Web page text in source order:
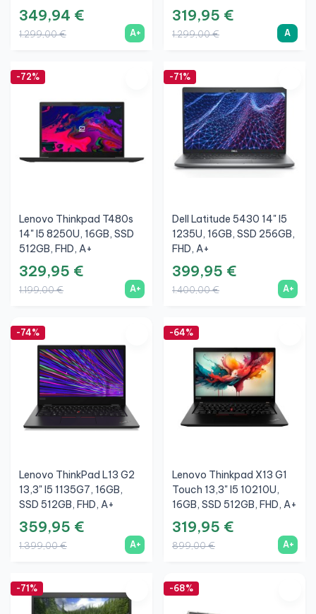
349,94 €
1.299,00 € A+
319,95 €
1.299,00 € A
-72%
Lenovo Thinkpad T480s
14" I5 8250U, 16GB, SSD
512GB, FHD, A+
329,95 €
1.199,00 € A+
-71%
Dell Latitude 5430 14" I5
1235U, 16GB, SSD 256GB,
FHD, A+
399,95 €
1.400,00 € A+
-74%
Lenovo ThinkPad L13 G2
13,3" I5 1135G7, 16GB,
SSD 512GB, FHD, A+
359,95 €
1.399,00 € A+
-64%
Lenovo Thinkpad X13 G1
Touch 13,3" I5 10210U,
16GB, SSD 512GB, FHD, A+
319,95 €
899,00 € A+
-71% -68%